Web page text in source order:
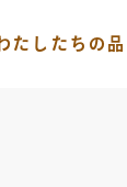
たしたちの